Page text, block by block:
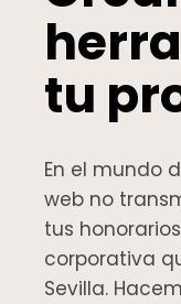
tu
En el mundo
web no
tus
corporativa
Sevilla.